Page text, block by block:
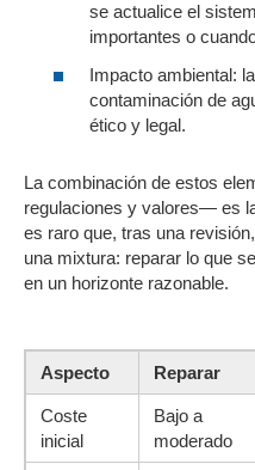
se actualice el
importantes o
Impacto ambiental:
contaminación de
ético y legal.
La combinación de estos
regulaciones y valores— es
es raro que, tras una
una mixtura: reparar lo que
en un horizonte razonable.
Aspecto Reparar
Coste
inicial
Bajo a
moderado